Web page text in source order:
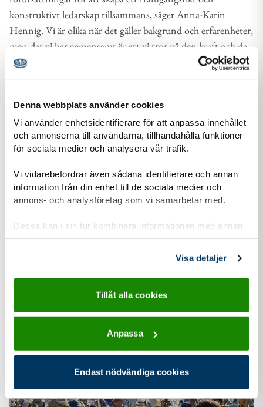
Denna webbplats använder cookies
Vi använder enhetsidentifierare för att anpassa innehållet
och annonserna till användarna, tillhandahålla funktioner
för sociala medier och analysera vår trafik.
Vi vidarebefordrar även sådana identifierare och annan
information från din enhet till de sociala medier och
annons- och analysföretag som vi samarbetar med.
Dessa kan i sin tur kombinera informationen med annan
information som du har tillhandahållit eller som de har
Visa detaljer
Tillåt alla cookies
Anpassa
Endast nödvändiga cookies
konstruktivt ledarskap tillsammans, säger Anna-Karin
Hennig. Vi är olika när det gäller bakgrund och erfarenheter,
men det vi har gemensamt är att vi tror på den kraft och de
möjligheter som en idéburen barn- och
ungdomsorganisation som Scouterna har. Tillsammans ska
Johan Pettersson tillträder sin nya tjänst den 1 augusti 2021.
Presskontakt
Liknandepressmeddelanden